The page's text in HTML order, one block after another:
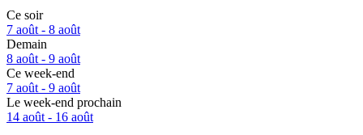
Ce soir
7 août - 8 août
Demain
8 août - 9 août
Ce week-end
7 août - 9 août
Le week-end prochain
14 août - 16 août